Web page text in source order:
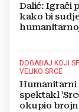
Dalić: Igrači
kako bi
DOGAĐAJ KOJI
VELIKO SRCE
Humanitarni
spektakl
okupio